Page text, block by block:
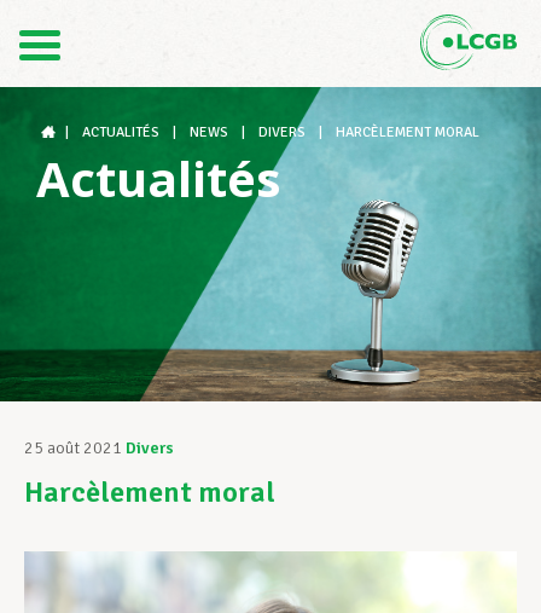
DE
Structures syndicales
Assistance au Travail
Vos droits
Assistance en vie privée
ACTUALITÉS NEWS DIVERS HARCÈLEMENT MORAL
Actualités
25 août 2021 Divers
Harcèlement moral